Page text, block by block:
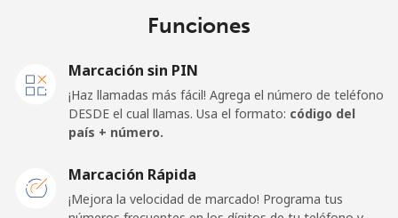
⁦31.5¢⁩
31 min por
Celular
⁦$10⁩
Línea fija ⁦1.6¢⁩
625 min por
Funciones
Marcación sin PIN
¡Haz llamadas más fácil! Agrega el número de teléfono
DESDE el cual llamas. Usa el formato: código del
país + número.
Marcación Rápida
¡Mejora la velocidad de marcado! Programa tus